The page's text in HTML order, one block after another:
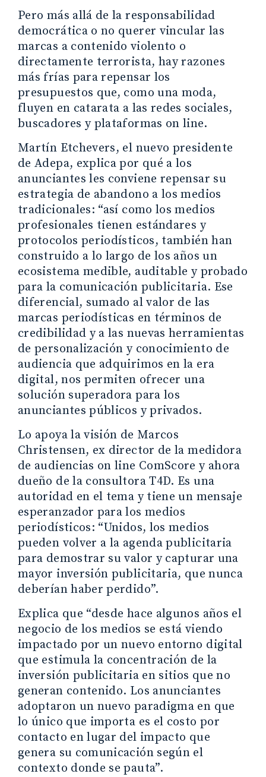
Pero más allá de la responsabilidad
democrática o no querer vincular las
marcas a contenido violento o
directamente terrorista, hay razones
más frías para repensar los
presupuestos que, como una moda,
fluyen en catarata a las redes sociales,
buscadores y plataformas on line.
Martín Etchevers, el nuevo presidente
de Adepa, explica por qué a los
anunciantes les conviene repensar su
estrategia de abandono a los medios
tradicionales: “así como los medios
profesionales tienen estándares y
protocolos periodísticos, también han
construido a lo largo de los años un
ecosistema medible, auditable y probado
para la comunicación publicitaria. Ese
diferencial, sumado al valor de las
marcas periodísticas en términos de
credibilidad y a las nuevas herramientas
de personalización y conocimiento de
audiencia que adquirimos en la era
digital, nos permiten ofrecer una
solución superadora para los
anunciantes públicos y privados.
Lo apoya la visión de Marcos
Christensen, ex director de la medidora
de audiencias on line ComScore y ahora
dueño de la consultora T4D. Es una
autoridad en el tema y tiene un mensaje
esperanzador para los medios
periodísticos: “Unidos, los medios
pueden volver a la agenda publicitaria
para demostrar su valor y capturar una
mayor inversión publicitaria, que nunca
deberían haber perdido”.
Explica que “desde hace algunos años el
negocio de los medios se está viendo
impactado por un nuevo entorno digital
que estimula la concentración de la
inversión publicitaria en sitios que no
generan contenido. Los anunciantes
adoptaron un nuevo paradigma en que
lo único que importa es el costo por
contacto en lugar del impacto que
genera su comunicación según el
contexto donde se pauta”.